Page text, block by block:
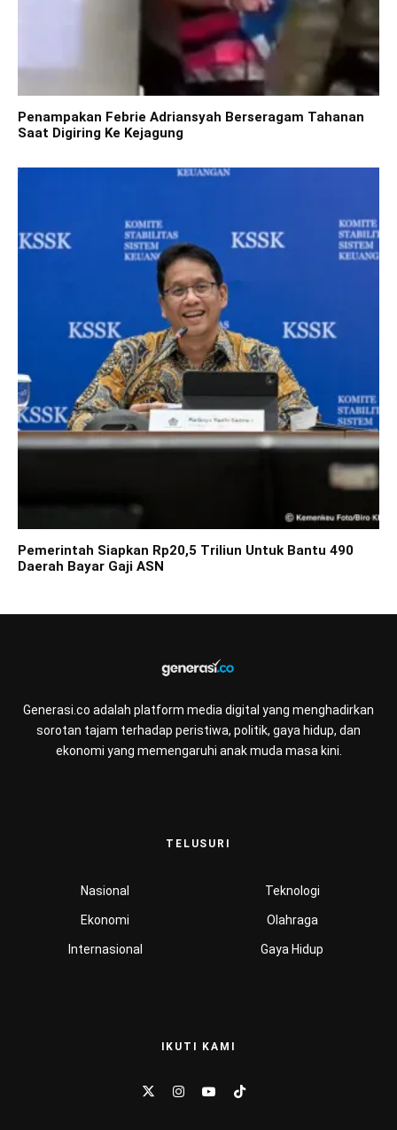
Penampakan Febrie Adriansyah Berseragam Tahanan
Saat Digiring Ke Kejagung
Pemerintah Siapkan Rp20,5 Triliun Untuk Bantu 490
Daerah Bayar Gaji ASN
Generasi.co adalah platform media digital yang menghadirkan
sorotan tajam terhadap peristiwa, politik, gaya hidup, dan
ekonomi yang memengaruhi anak muda masa kini.
TELUSURI
Nasional
Ekonomi
Internasional
Teknologi
Olahraga
Gaya Hidup
IKUTI KAMI